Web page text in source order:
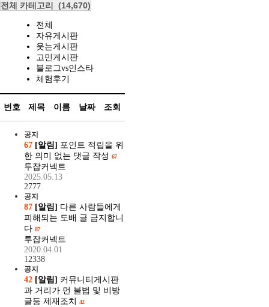
전체 카테고리 (14,670)
전체
자유게시판
웃는게시판
고민게시판
블로그vs인스타
체험후기
번호 제목 이름 날짜 조회
공지
67 [알림] 포인트 적립을 위
한 의미 없는 댓글 작성 67
투잡커넥트
2025.05.13
2777
공지
87 [알림] 다른 사람들에게
피해되는 도배 글 금지합니
다 87
투잡커넥트
2020.04.01
12338
공지
42 [알림] 커뮤니티게시판
과 거리가 먼 불법 및 비방
글등 제재조치
42